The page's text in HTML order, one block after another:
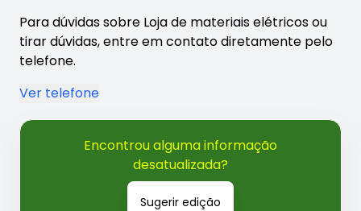
Para dúvidas sobre Loja de materiais elétricos ou
tirar dúvidas, entre em contato diretamente pelo
telefone.
Ver telefone
Encontrou alguma informação
desatualizada?
Sugerir edição